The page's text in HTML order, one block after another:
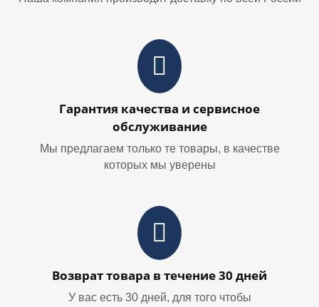
Гарантия качества и сервисное
обслуживание
Мы предлагаем только те товары, в качестве
которых мы уверены
Возврат товара в течение 30 дней
У вас есть 30 дней, для того чтобы